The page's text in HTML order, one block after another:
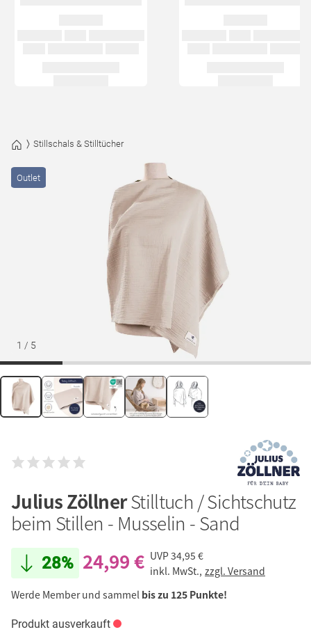
Stillschals & Stilltücher
1 / 5
Outlet
Julius ZöllnerStilltuch / Sichtschutz
beim Stillen - Musselin - Sand
28% 24,99 € UVP34,95 €
inkl. MwSt., zzgl. Versand
Werde Member und sammel bis zu 125 Punkte!
Produkt ausverkauft